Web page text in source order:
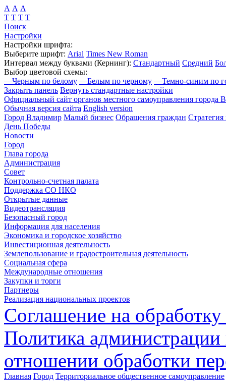
А А А
Т Т Т Т
Поиск
Настройки
Настройки шрифта:
Выберите шрифт: Arial Times New Roman
Интервал между буквами (Кернинг): Стандартный Средний
Выбор цветовой схемы:
—Черным по белому —Белым по черному —Темно-синим по
Закрыть панель Вернуть стандартные настройки
Официальный сайт органов местного самоуправления города
Обычная версия сайта English version
Город Владимир Малый бизнес Обращения граждан Стратегия
День Победы
Новости
Город
Глава города
Администрация
Совет
Контрольно-счетная палата
Поддержка СО НКО
Открытые данные
Видеотрансляция
Безопасный город
Информация для населения
Экономика и городское хозяйство
Инвестиционная деятельность
Землепользование и градостроительная деятельность
Социальная сфера
Международные отношения
Закупки и торги
Партнеры
Реализация национальных проектов
Соглашение на
Политика
отношении обработки
Главная Город Территориальное общественное самоуправление